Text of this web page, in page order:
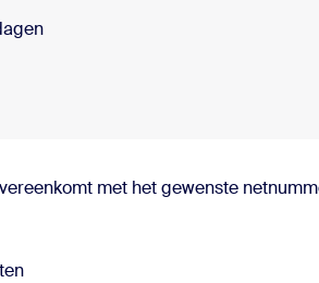
met het gewenste